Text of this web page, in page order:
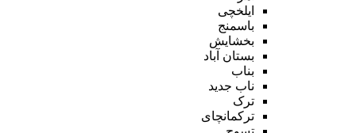
ایلخچی
باسمنج
بخشایش
بستان آباد
بناب
ناب جدید
ترک
ترکمانچای